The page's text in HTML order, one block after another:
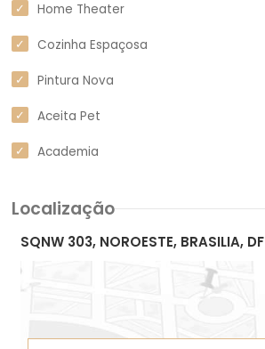
Home Theater
Cozinha Espaçosa
Pintura Nova
Aceita Pet
Academia
Localização
SQNW 303, NOROESTE, BRASILIA, DF